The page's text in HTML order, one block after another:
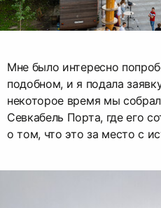
Мне было интересно
подобном, и я подала
некоторое время мы
Севкабель Порта, где его
о том, что это за место с